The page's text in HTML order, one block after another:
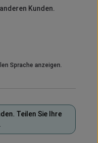
Kunden.
Sprache anzeigen.
Teilen Sie Ihre